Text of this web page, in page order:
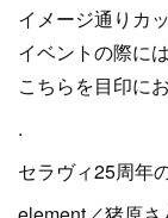
イメージ通りカ
イベントの際に
こちらを目印に
.
セラヴィ25周年